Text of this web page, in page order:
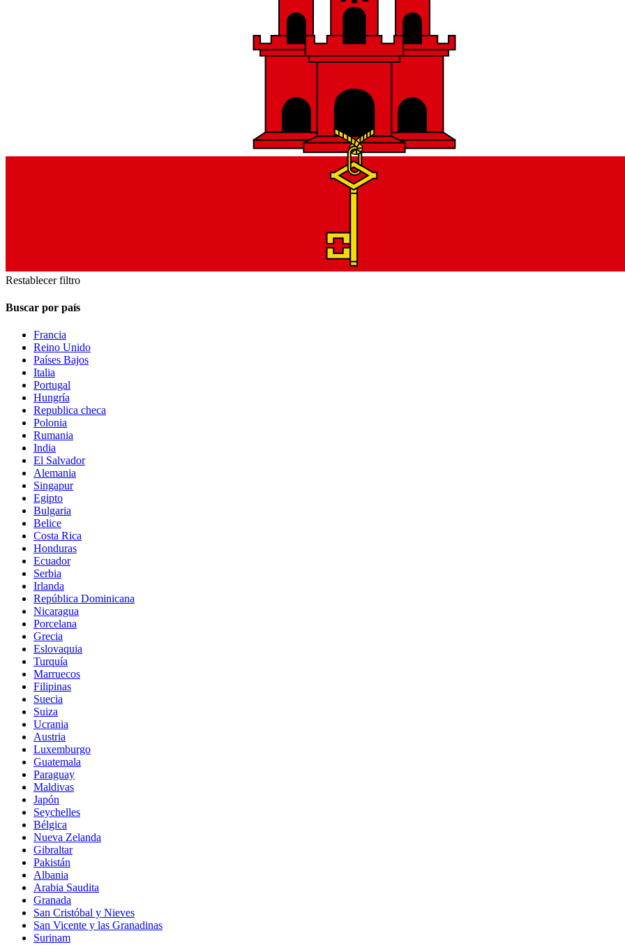
Restablecer filtro
Buscar por país
Francia
Reino Unido
Países Bajos
Italia
Portugal
Hungría
Republica checa
Polonia
Rumania
India
El Salvador
Alemania
Singapur
Egipto
Bulgaria
Belice
Costa Rica
Honduras
Ecuador
Serbia
Irlanda
República Dominicana
Nicaragua
Porcelana
Grecia
Eslovaquia
Turquía
Marruecos
Filipinas
Suecia
Suiza
Ucrania
Austria
Luxemburgo
Guatemala
Paraguay
Maldivas
Japón
Seychelles
Bélgica
Nueva Zelanda
Gibraltar
Pakistán
Albania
Arabia Saudita
Granada
San Cristóbal y Nieves
San Vicente y las Granadinas
Surinam